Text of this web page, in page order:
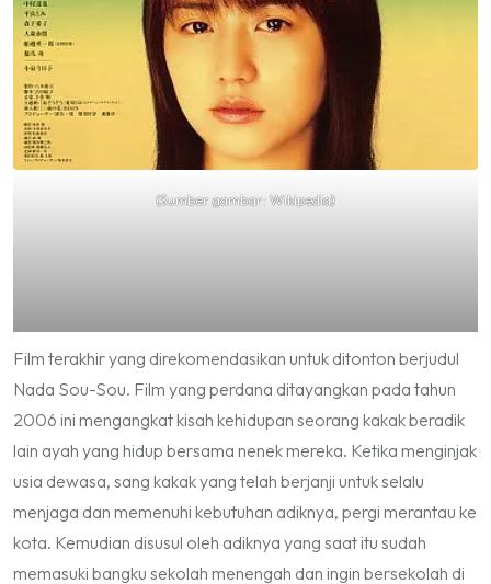
(Sumber gambar: Wikipedia)
Film terakhir yang direkomendasikan untuk ditonton berjudul
Nada Sou-Sou. Film yang perdana ditayangkan pada tahun
2006 ini mengangkat kisah kehidupan seorang kakak beradik
lain ayah yang hidup bersama nenek mereka. Ketika menginjak
usia dewasa, sang kakak yang telah berjanji untuk selalu
menjaga dan memenuhi kebutuhan adiknya, pergi merantau ke
kota. Kemudian disusul oleh adiknya yang saat itu sudah
memasuki bangku sekolah menengah dan ingin bersekolah di